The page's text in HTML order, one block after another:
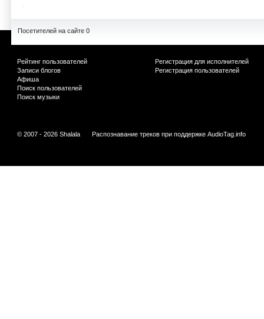
Посетителей на сайте 0
Рейтинг пользователей
Записи блогов
Афиша
Поиск пользователей
Поиск музыки
Регистрация для исполнителей
Регистрация пользователей
© 2007 - 2026 Shalala Распознавание треков при поддержке AudioTag.info